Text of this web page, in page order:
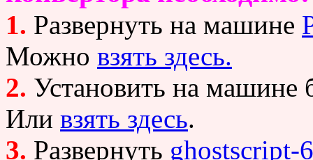
1. Развернуть на машине
Можно взять здесь.
2. Установить на машине
Или взять здесь.
3. Развернуть ghostscript-